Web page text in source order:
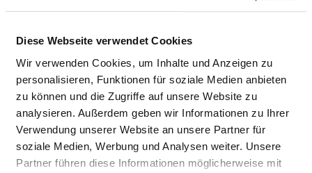
Diese Webseite verwendet Cookies
Wir verwenden Cookies, um Inhalte und Anzeigen zu
personalisieren, Funktionen für soziale Medien anbieten
zu können und die Zugriffe auf unsere Website zu
analysieren. Außerdem geben wir Informationen zu Ihrer
Verwendung unserer Website an unsere Partner für
soziale Medien, Werbung und Analysen weiter. Unsere
Partner führen diese Informationen möglicherweise mit
JUGENDKLINIK FÜR
PSYCHISCHE GESUNDHEIT
HANAU